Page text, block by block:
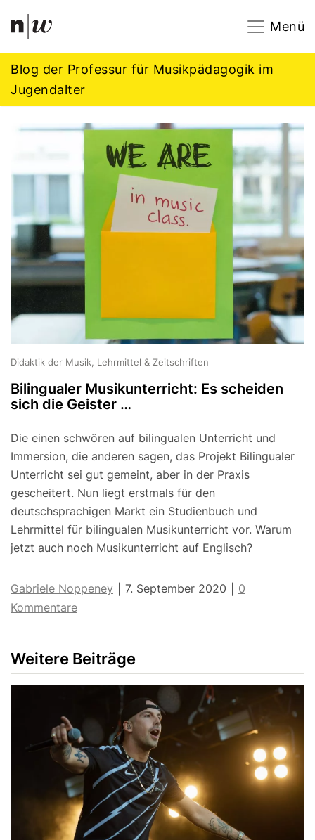
Navigation
Menü
Blog der Professur für Musikpädagogik im
Jugendalter
Didaktik der Musik, Lehrmittel & Zeitschriften
Bilingualer Musikunterricht: Es scheiden
sich die Geister …
Die einen schwören auf bilingualen Unterricht und
Immersion, die anderen sagen, das Projekt Bilingualer
Unterricht sei gut gemeint, aber in der Praxis
gescheitert. Nun liegt erstmals für den
deutschsprachigen Markt ein Studienbuch und
Lehrmittel für bilingualen Musikunterricht vor. Warum
jetzt auch noch Musikunterricht auf Englisch?
Gabriele Noppeney 7. September 2020
0
Kommentare
Weitere Beiträge
Footer